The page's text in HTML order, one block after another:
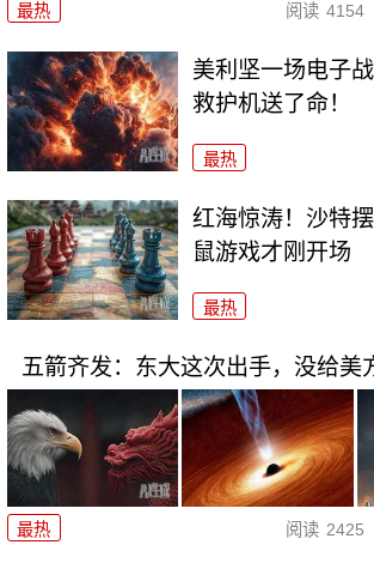
最热 阅读 4154
美利坚一场电子
救护机送了命！
最热
红海惊涛！沙特
鼠游戏才刚开场
最热
五箭齐发：东大这次出手，没给美
最热 阅读 2425